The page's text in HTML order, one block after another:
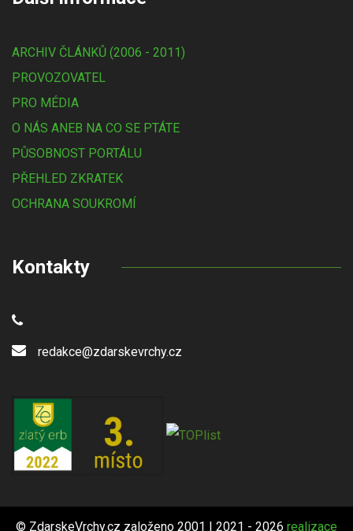
ARCHIV ČLÁNKŮ (2006 - 2011)
PROVOZOVATEL
PRO MÉDIA
O NÁS ANEB NA CO SE PTÁTE
PŮSOBNOST PORTÁLU
PŘEHLED ZKRATEK
OCHRANA SOUKROMÍ
Kontakty
redakce@zdarskevrchy.cz
© ZdarskeVrchy.cz založeno 2001 | 2021 - 2026 realizace